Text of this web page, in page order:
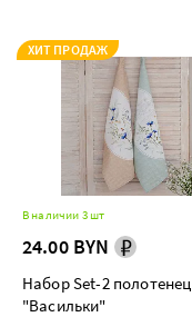
ХИТ ПРОДАЖ
В наличии 3 шт
24.00 BYN
Набор Set-2 полотенец
"Васильки"